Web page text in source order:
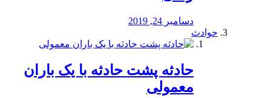
دسامبر 24, 2019
حوادث
️حادثه پشت حادثه با یک باران
معمولی